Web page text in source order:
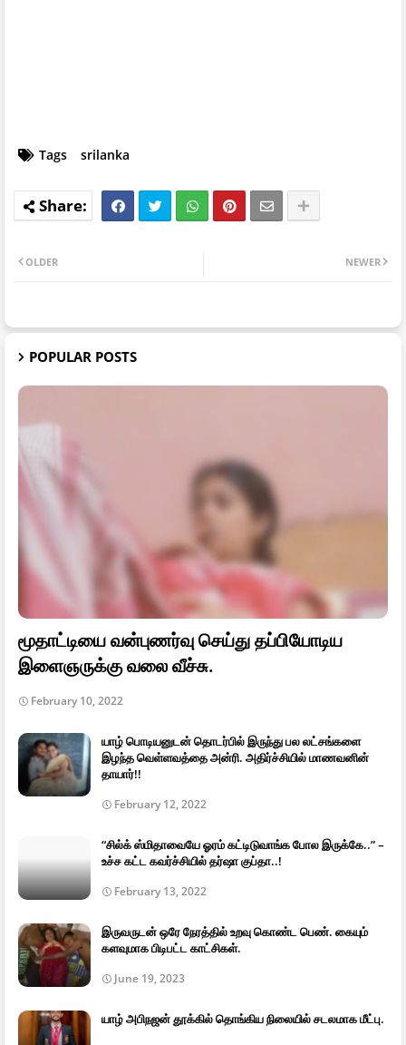
Tags srilanka
NEWER
OLDER
POPULAR POSTS
மூதாட்டியை வன்புணர்வு செய்து தப்பியோடிய
இளைஞருக்கு வலை வீச்சு.
February 10, 2022
யாழ் பொடியனுடன் தொடர்பில் இருந்து பல லட்சங்களை
இழந்த வெள்ளவத்தை அன்ரி. அதிர்ச்சியில் மாணவனின்
தாயார்!!
February 12, 2022
“சில்க் ஸ்மிதாவையே ஓரம் கட்டிடுவாங்க போல இருக்கே..” –
உச்ச கட்ட கவர்ச்சியில் தர்ஷா குப்தா..!
February 13, 2022
இருவருடன் ஒரே நேரத்தில் உறவு கொண்ட பெண். கையும்
களவுமாக பிடிபட்ட காட்சிகள்.
June 19, 2023
யாழ் அபிநஜன் தூக்கில் தொங்கிய நிலையில் சடலமாக மீட்பு.